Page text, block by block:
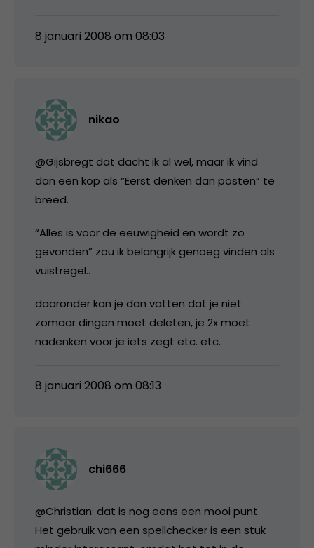
8 januari 2008 om 08:03
nikao
@Gijsbregt dat dacht ik al wel, maar ik vind
dan een kop als “Eerst denken dan posten” te
breed.
“Alles is voor de eeuwigheid en wordt zo
gevonden” zou ik belangrijk genoeg vinden als
vuistregel..
daaronder kan je dan vatten dat je niet
zomaar dingen moet deleten, je 2x moet
nadenken voor je iets zegt etc. etc.
8 januari 2008 om 08:13
chi666
@Christian: dat is nog eens een mooi punt.
Het gebruik van een spellchecker is een stuk